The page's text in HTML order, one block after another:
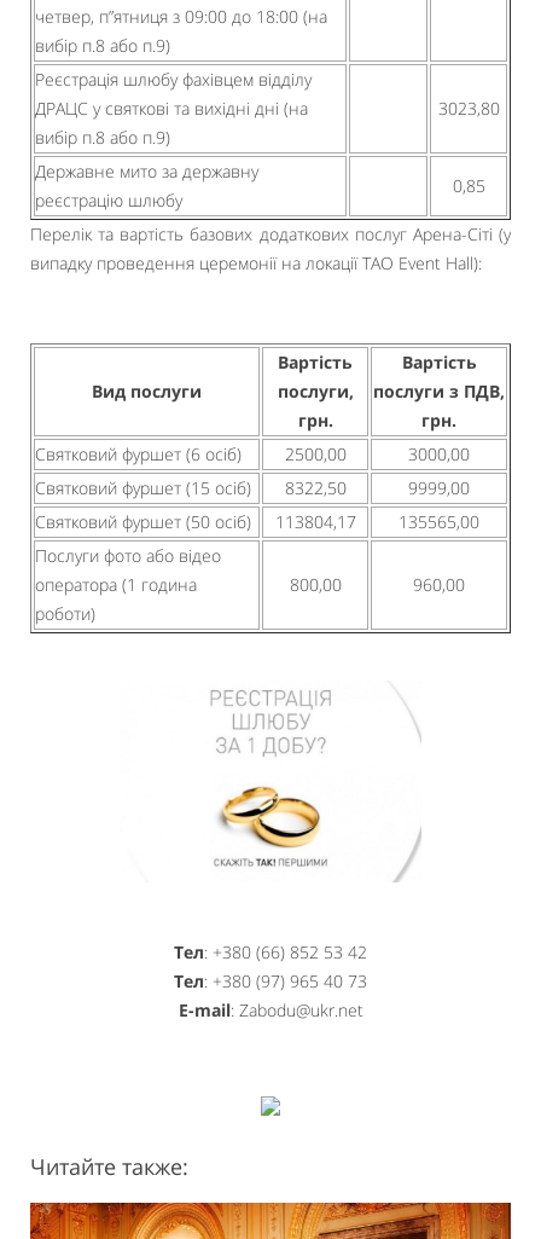
четвер, п”ятниця з 09:00 до 18:00 (на
вибір п.8 або п.9)
Реєстрація шлюбу фахівцем відділу
ДРАЦС у святкові та вихідні дні (на
вибір п.8 або п.9)
3023,80
Державне мито за державну
реєстрацію шлюбу
0,85
Перелік та вартість базових додаткових послуг Арена-Сіті (у
випадку проведення церемонії на локації TAO Event Hall):
Вид послуги
Вартість
послуги,
грн.
Вартість
послуги з ПДВ,
грн.
Святковий фуршет (6 осіб)
2500,00
3000,00
Святковий фуршет (15 осіб)
8322,50
9999,00
Святковий фуршет (50 осіб)
113804,17
135565,00
Послуги фото або відео
оператора (1 година
роботи)
800,00 960,00
Тел: +380 (66) 852 53 42
Тел: ‎+380 (97) 965 40 73
E-mail: Zabodu@ukr.net
Читайте также: